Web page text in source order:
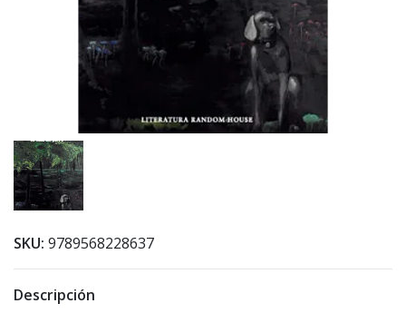
SKU: 9789568228637
Descripción